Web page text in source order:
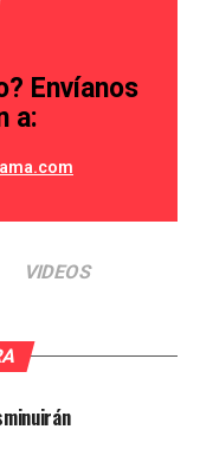
Envíanos
a:
VIDEOS